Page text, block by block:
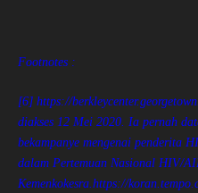
Footnotes :
[6] https://
diakses 12 Mei 2020. Ia pernah
bekampanye mengenai penderita
dalam Pertemuan Nasional HIV/
Kemenkokesra.https://